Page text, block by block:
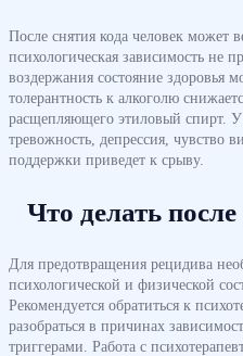
После снятия кода человек может
психологическая зависимость не
воздержания состояние здоровья
толерантность к алкоголю
расщепляющего этиловый спирт.
тревожность, депрессия, чувство
поддержки приведет к срыву.
Что делать
Для предотвращения рецидива
психологической и физической
Рекомендуется обратиться к
разобраться в причинах
триггерами. Работа с